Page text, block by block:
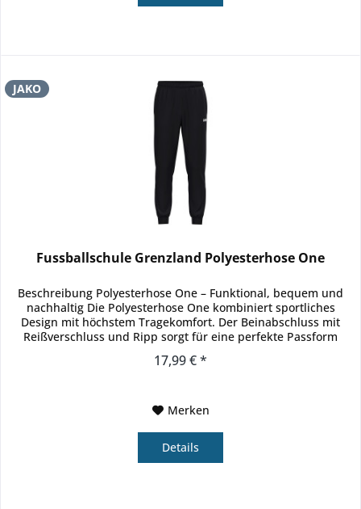
JAKO
Fussballschule Grenzland Polyesterhose One
Beschreibung Polyesterhose One – Funktional, bequem und
nachhaltig Die Polyesterhose One kombiniert sportliches
Design mit höchstem Tragekomfort. Der Beinabschluss mit
Reißverschluss und Ripp sorgt für eine perfekte Passform
17,99 € *
Merken
Details